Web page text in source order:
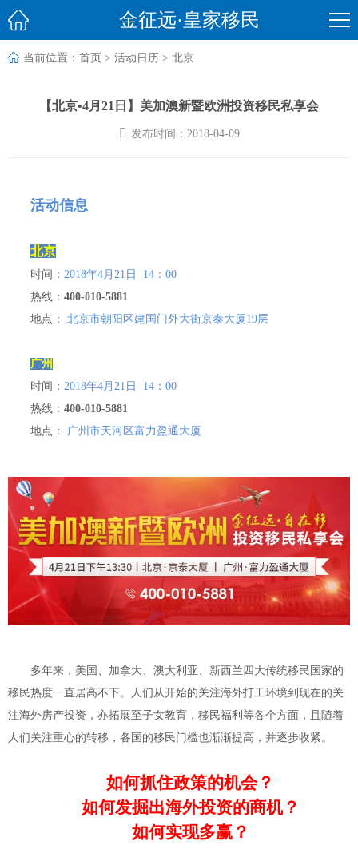
 金征远·皇家移民
 当前位置： 首页 > 活动日历 > 北京
【北京•4月21日】美加澳新暨欧洲投资移民私享会
 发布时间：2018-04-09
活动信息
北京
时间： 2018年4月21日 14：00
热线： 400-010-5881
地点： 北京市朝阳区建国门外大街京泰大厦19层
广州
时间： 2018年4月21日 14：00
热线： 400-010-5881
地点： 广州市天河区富力盈通大厦
多年来，美国、加拿大、澳大利亚、新西兰四大传统移民国家的
移民热度一直居高不下。人们从开始的关注海外打工环境到现在的关
注海外房产投资，亦拓展至子女教育，移民福利等各个方面，且随着
人们关注重心的转移，各国的移民门槛也渐渐提高，并逐步收紧。
如何抓住政策的机会？
如何发掘出海外投资的商机？
如何实现多赢？